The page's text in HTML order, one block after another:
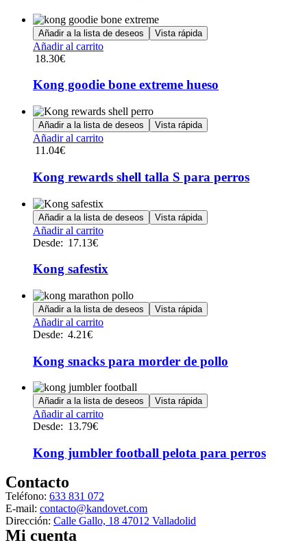
Añadir a la lista de deseos Vista rápida
Añadir al carrito
18.30€
Kong goodie bone extreme hueso
Añadir a la lista de deseos Vista rápida
Añadir al carrito
11.04€
Kong rewards shell talla S para perros
Añadir a la lista de deseos Vista rápida
Añadir al carritoEste
múltiples
Las
opciones
se
pueden
la
de
producto
Desde: 17.13€
Kong safestix
Añadir a la lista de deseos Vista rápida
Añadir al carritoEste
múltiples
variantes.
Las
opciones
se
pueden
la
producto
Desde: 4.21€
Kong snacks para morder de pollo
Añadir a la lista de deseos Vista rápida
Añadir al carritoEste
múltiples
variantes.
se
pueden
elegir
Desde: 13.79€
Kong jumbler football pelota para perros
Contacto
Teléfono: 633 831 072
E-mail: contacto@kandovet.com
Dirección: Calle Gallo, 18 47012 Valladolid
Mi cuenta